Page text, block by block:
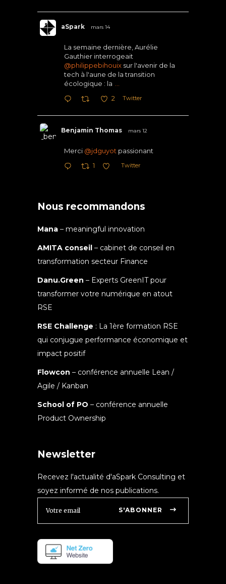
aSpark mars 14
La semaine dernière, Aurélie
Gauthier interrogeait
@philippebihouix sur l'avenir de la
tech à l'aune de la transition
écologique : la
2 Twitter
Benjamin Thomas mars 12
Merci @jdguyot passionant
1 Twitter
Nous recommandons
Mana – meaningful innovation
AMITA conseil – cabinet de conseil en
transformation secteur Finance
Danu.Green – Experts GreenIT pour
transformer votre numérique en atout
RSE
RSE Challenge : La 1ère formation RSE
qui conjugue performance économique et
impact positif
Flowcon – conférence annuelle Lean /
Agile / Kanban
School of PO – conférence annuelle
Product Ownership
Newsletter
Recevez l'actualité d'aSpark Consulting et
soyez informé de nos publications.
S'ABONNER